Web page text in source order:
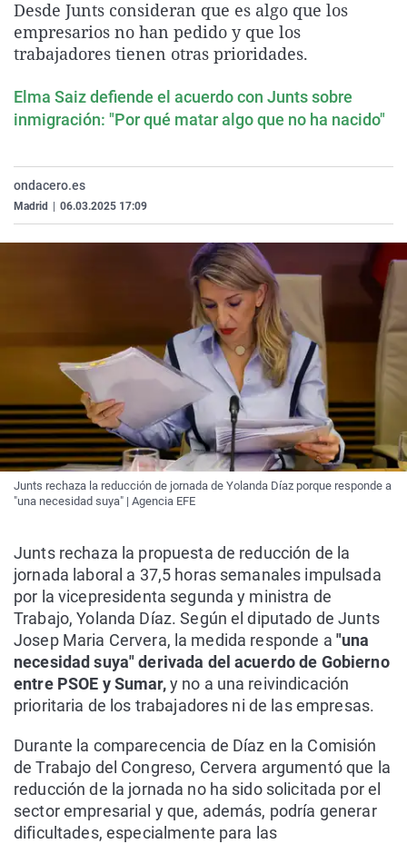
La rosa de los vientos
Gente viajera
Caso
Retornados
Operación Viuda
Extremadura
Galicia
Navarra
Virales
Televisión
Desde Junts consideran que es algo que los
empresarios no han pedido y que los
trabajadores tienen otras prioridades.
Elma Saiz defiende el acuerdo con Junts sobre
inmigración: "Por qué matar algo que no ha nacido"
ondacero.es
Madrid 06.03.2025 17:09
Junts rechaza la reducción de jornada de Yolanda Díaz porque responde a
"una necesidad suya" | Agencia EFE
Junts rechaza la propuesta de reducción de la
jornada laboral a 37,5 horas semanales impulsada
por la vicepresidenta segunda y ministra de
Trabajo, Yolanda Díaz. Según el diputado de Junts
Josep Maria Cervera, la medida responde a "una
necesidad suya" derivada del acuerdo de Gobierno
entre PSOE y Sumar,y no a una reivindicación
prioritaria de los trabajadores ni de las empresas.
Durante la comparecencia de Díaz en la Comisión
de Trabajo del Congreso, Cervera argumentó que la
reducción de la jornada no ha sido solicitada por el
sector empresarial y que, además, podría generar
dificultades, especialmente para las